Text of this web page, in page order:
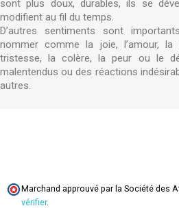
sont plus doux, durables, ils se
modifient au fil du temps.
D’autres sentiments sont
nommer comme la joie, l’amour, la
tristesse, la colère, la peur ou le
malentendus ou des réactions
autres.
Marchand approuvé par la Société des
vérifier.